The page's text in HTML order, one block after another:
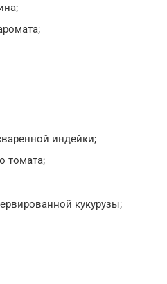
индейки;
томата;
кукурузы;